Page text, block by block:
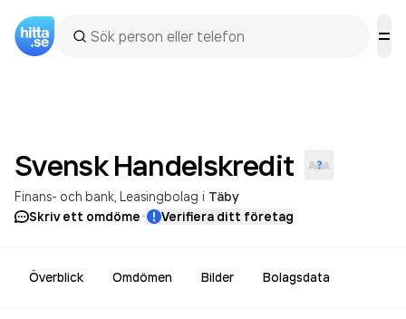
Svensk Handelskredit
Finans- och bank Leasingbolag i Täby
Skriv ett omdöme· Verifiera ditt företag
Överblick Omdömen Bilder Bolagsdata